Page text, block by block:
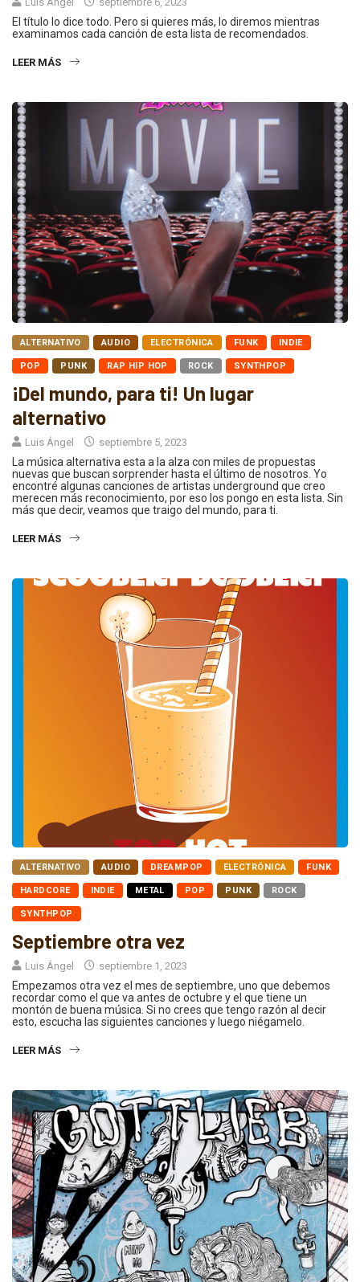
El título lo dice todo. Pero si quieres más, lo diremos mientras
examinamos cada canción de esta lista de recomendados.
LEER MÁS
ALTERNATIVO AUDIO ELECTRÓNICA FUNK INDIE
POP PUNK RAP HIP HOP ROCK SYNTHPOP
¡Del mundo, para ti! Un lugar
alternativo
Luis Ángel septiembre 5, 2023
La música alternativa esta a la alza con miles de propuestas
nuevas que buscan sorprender hasta el último de nosotros. Yo
encontré algunas canciones de artistas underground que creo
merecen más reconocimiento, por eso los pongo en esta lista. Sin
más que decir, veamos que traigo del mundo, para ti.
LEER MÁS
ALTERNATIVO AUDIO DREAMPOP ELECTRÓNICA FUNK
HARDCORE INDIE METAL POP PUNK ROCK
SYNTHPOP
Septiembre otra vez
Luis Ángel septiembre 1, 2023
Empezamos otra vez el mes de septiembre, uno que debemos
recordar como el que va antes de octubre y el que tiene un
montón de buena música. Si no crees que tengo razón al decir
esto, escucha las siguientes canciones y luego niégamelo.
LEER MÁS